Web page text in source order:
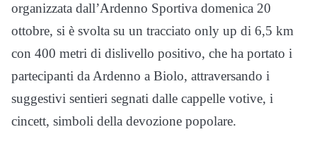
organizzata dall’Ardenno Sportiva domenica 20
ottobre, si è svolta su un tracciato only up di 6,5 km
con 400 metri di dislivello positivo, che ha portato i
partecipanti da Ardenno a Biolo, attraversando i
suggestivi sentieri segnati dalle cappelle votive, i
cincett, simboli della devozione popolare.